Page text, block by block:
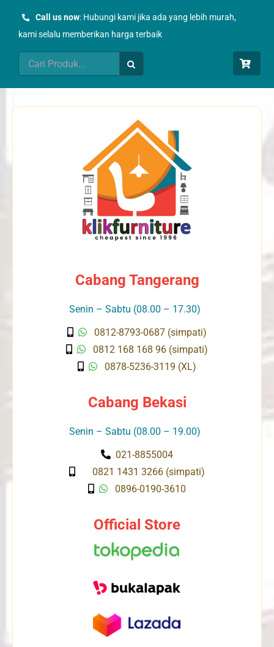
Call us now: Hubungi kami jika ada yang lebih murah,
kami selalu memberikan harga terbaik
Search
for:
Cabang Tangerang
Senin – Sabtu (08.00 – 17.30)
0812-8793-0687 (simpati)
0812 168 168 96 (simpati)
0878-5236-3119 (XL)
Cabang Bekasi
Senin – Sabtu (08.00 – 19.00)
021-8855004
0821 1431 3266 (simpati)
0896-0190-3610
Official Store